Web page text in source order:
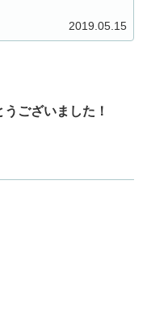
2019.05.15
ございました！